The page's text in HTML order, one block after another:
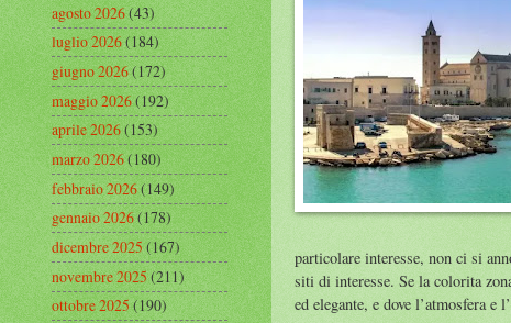
particolare interesse, non ci si
siti di interesse. Se la colorita
ed elegante, e dove l’atmosfera
agosto 2026(43)
luglio 2026(184)
giugno 2026(172)
maggio 2026(192)
aprile 2026(153)
marzo 2026(180)
febbraio 2026(149)
gennaio 2026(178)
dicembre 2025(167)
novembre 2025(211)
ottobre 2025(190)